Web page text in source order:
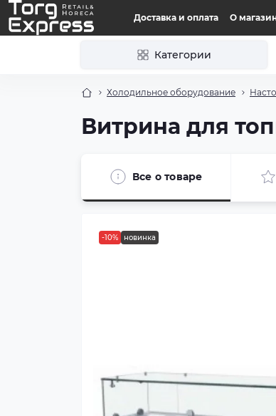
Доставка и оплата О
Категории
Холодильное оборудование
Витрина для
Все о товаре
-10% новинка